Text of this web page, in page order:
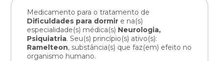
Medicamento para o tratamento de
Dificuldades para dormir e na(s)
especialidade(s) médica(s) Neurologia,
Psiquiatria. Seu(s) princípio(s) ativo(s):
Ramelteon, substância(s) que faz(em) efeito no
organismo humano.